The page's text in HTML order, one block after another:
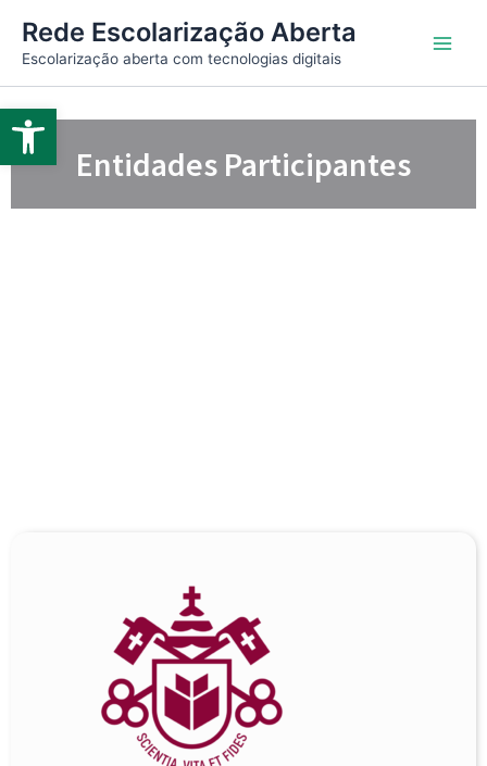
Abrir a barra de ferramentas
para
conteúdo
Rede Escolarização Aberta
Escolarização aberta com tecnologias digitais
Entidades Participantes